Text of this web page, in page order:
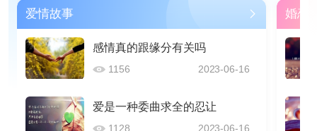
爱情故事
感情真的跟缘分有关吗
1156 2023-06-16
爱是一种委曲求全的忍让
1128 2023-06-16
婚恋